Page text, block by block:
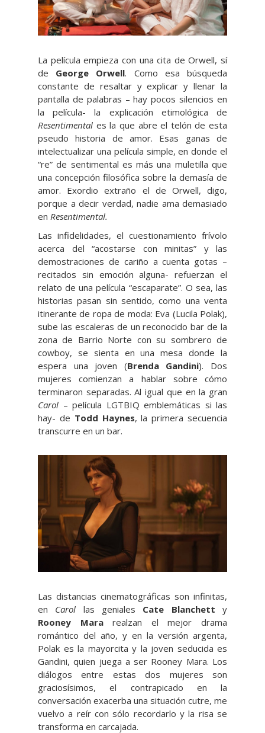
La película empieza con una cita de Orwell, sí
de George Orwell. Como esa búsqueda
constante de resaltar y explicar y llenar la
pantalla de palabras – hay pocos silencios en
la película- la explicación etimológica de
Resentimental es la que abre el telón de esta
pseudo historia de amor. Esas ganas de
intelectualizar una película simple, en donde el
“re” de sentimental es más una muletilla que
una concepción filosófica sobre la demasía de
amor. Exordio extraño el de Orwell, digo,
porque a decir verdad, nadie ama demasiado
en Resentimental.
Las infidelidades, el cuestionamiento frívolo
acerca del “acostarse con minitas” y las
demostraciones de cariño a cuenta gotas –
recitados sin emoción alguna- refuerzan el
relato de una película “escaparate”. O sea, las
historias pasan sin sentido, como una venta
itinerante de ropa de moda: Eva (Lucila Polak),
sube las escaleras de un reconocido bar de la
zona de Barrio Norte con su sombrero de
cowboy, se sienta en una mesa donde la
espera una joven (Brenda Gandini). Dos
mujeres comienzan a hablar sobre cómo
terminaron separadas. Al igual que en la gran
Carol – película LGTBIQ emblemáticas si las
hay- de Todd Haynes, la primera secuencia
transcurre en un bar.
Las distancias cinematográficas son infinitas,
en Carol las geniales Cate Blanchett y
Rooney Mararealzan el mejor drama
romántico del año, y en la versión argenta,
Polak es la mayorcita y la joven seducida es
Gandini, quien juega a ser Rooney Mara. Los
diálogos entre estas dos mujeres son
graciosísimos, el contrapicado en la
conversación exacerba una situación cutre, me
vuelvo a reír con sólo recordarlo y la risa se
transforma en carcajada.